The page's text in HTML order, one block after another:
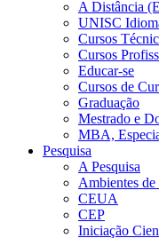
A Distância
UNISC
Cursos
Cursos
Educar-se
Cursos de
Graduação
Mestrado e
MBA,
Pesquisa
A Pesquisa
Ambientes
CEUA
CEP
Iniciação